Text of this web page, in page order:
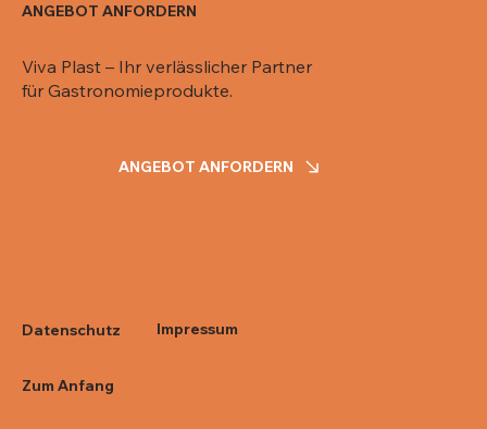
ANGEBOT ANFORDERN
Viva Plast – Ihr verlässlicher Partner
für Gastronomieprodukte.
ANGEBOT ANFORDERN
Datenschutz
Zum Anfang
Impressum